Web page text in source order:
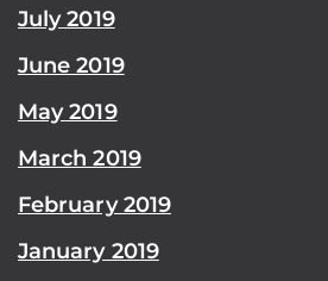
July 2019
June 2019
May 2019
March 2019
February 2019
January 2019